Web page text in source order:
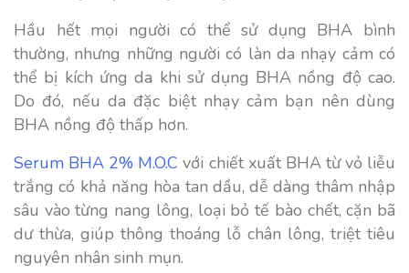
Hầu hết mọi người có thể sử dụng BHA bình
thường, nhưng những người có làn da nhạy cảm có
thể bị kích ứng da khi sử dụng BHA nồng độ cao.
Do đó, nếu da đặc biệt nhạy cảm bạn nên dùng
BHA nồng độ thấp hơn.
Serum BHA 2% M.O.C với chiết xuất BHA từ vỏ liễu
trắng có khả năng hòa tan dầu, dễ dàng thâm nhập
sâu vào từng nang lông, loại bỏ tế bào chết, cặn bã
dư thừa, giúp thông thoáng lỗ chân lông, triệt tiêu
nguyên nhân sinh mụn.